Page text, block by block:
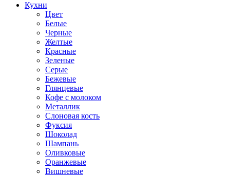
Кухни
Цвет
Белые
Черные
Желтые
Красные
Зеленые
Серые
Бежевые
Глянцевые
Кофе с молоком
Металлик
Слоновая кость
Фуксия
Шоколад
Шампань
Оливковые
Оранжевые
Вишневые